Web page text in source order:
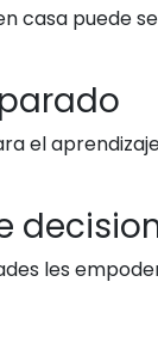
casa puede
el
les